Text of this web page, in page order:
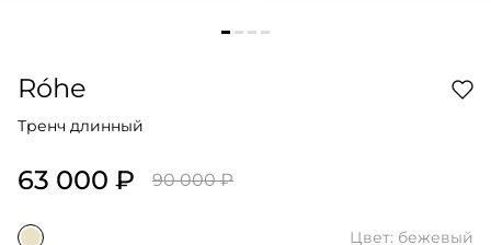
Róhe
Тренч длинный
63 000 ₽ 90 000 ₽
Цвет: бежевый